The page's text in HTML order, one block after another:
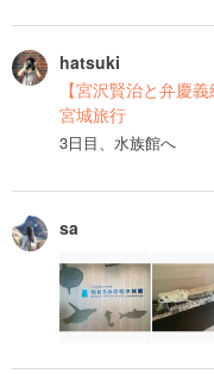
hatsuki
【宮沢賢治と弁慶
宮城旅行
3日目、水族館へ
sa